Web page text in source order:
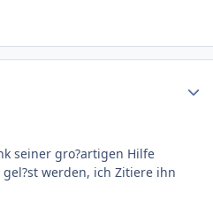
seiner gro?artigen Hilfe
werden, ich Zitiere ihn